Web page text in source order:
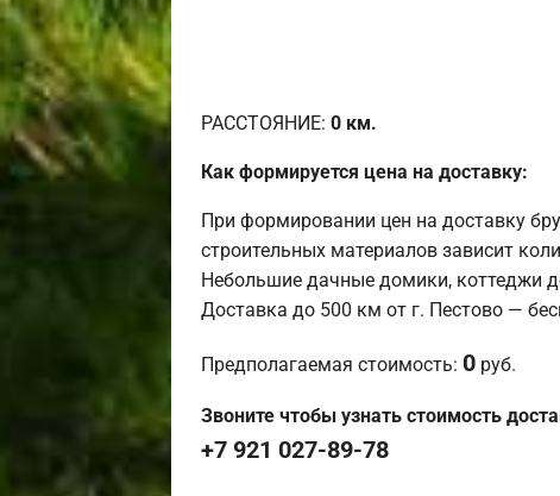
РАССТОЯНИЕ: 0 км.
Как формируется цена на доставку:
При формировании цен на доставку
строительных материалов зависит
Небольшие дачные домики, коттеджи
Доставка до 500 км от г. Пестово —
Предполагаемая стоимость: 0 руб.
Звоните чтобы узнать стоимость
+7 921 027-89-78